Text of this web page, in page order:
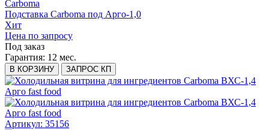
Carboma
Подставка Carboma под Арго-1,0
Хит
Цена по запросу
Под заказ
Гарантия: 12 мес.
В КОРЗИНУ ЗАПРОС КП
Артикул: 35156